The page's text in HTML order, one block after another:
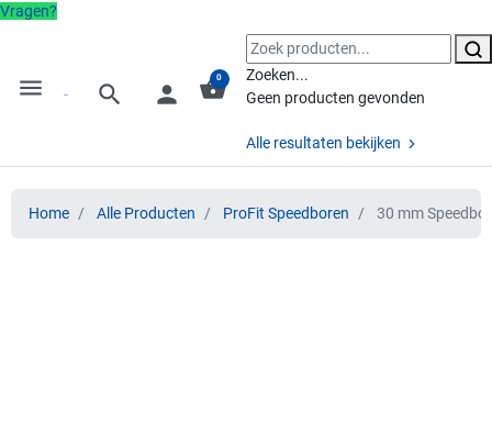
Vragen?
menu search person shopping_basket
0
Zoeken...
Geen producten gevonden
Alle resultaten bekijken
Home Alle Producten ProFit Speedboren 30 mm